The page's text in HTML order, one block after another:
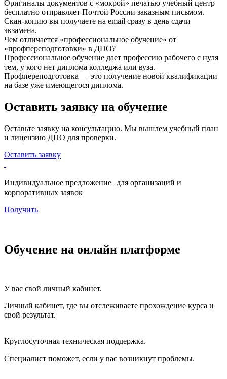
Оригиналы документов с «мокрой» печатью учебный центр
бесплатно отправляет Почтой России заказным письмом.
Скан-копию вы получаете на email сразу в день сдачи
экзамена.
Чем отличается «профессиональное обучение» от
«профпереподготовки» в ДПО?
Профессиональное обучение дает профессию рабочего с нуля
тем, у кого нет диплома колледжа или вуза.
Профпереподготовка — это получение новой квалификации
на базе уже имеющегося диплома.
Оставить заявку на обучение
Оставьте заявку на консультацию. Мы вышлем учебный план
и лицензию ДПО для проверки.
Оставить заявку
Индивидуальное предложение для организаций и
корпоративных заявок
Получить
Обучение на онлайн платформе
У вас свой личный кабинет.
Личный кабинет, где вы отслеживаете прохождение курса и
свой результат.
Круглосуточная техническая поддержка.
Специалист поможет, если у вас возникнут проблемы.